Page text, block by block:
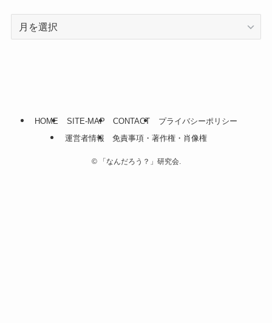
HOME SITE-MAP CONTACT
プライバシーポリシー
運営者情報
免責事項・著作権・肖像権
©「なんだろう？」研究会.